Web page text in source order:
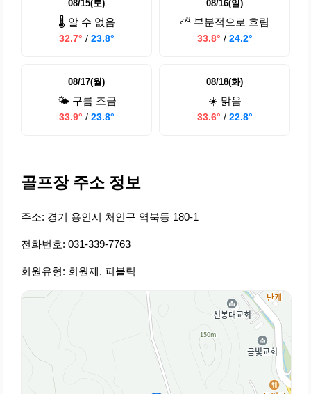
08/15(토)
🌡️ 알 수 없음
32.7° / 23.8°
08/16(일)
⛅ 부분적으로 흐림
33.8° / 24.2°
08/17(월)
🌤️ 구름 조금
33.9° / 23.8°
08/18(화)
☀️ 맑음
33.6° / 22.8°
골프장 주소 정보
주소: 경기 용인시 처인구 역북동 180-1
전화번호: 031-339-7763
회원유형: 회원제, 퍼블릭